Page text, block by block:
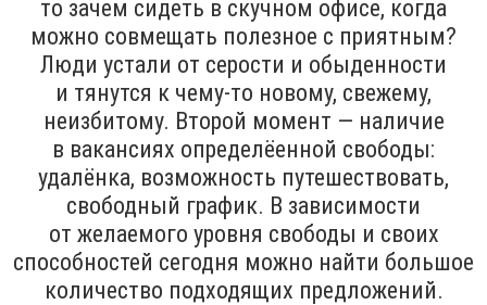
то зачем сидеть в скучном офисе, когда
можно совмещать полезное с приятным?
Люди устали от серости и обыденности
и тянутся к чему-то новому, свежему,
неизбитому. Второй момент — наличие
в вакансиях определёенной свободы:
удалёнка, возможность путешествовать,
свободный график. В зависимости
от желаемого уровня свободы и своих
способностей сегодня можно найти большое
количество подходящих предложений.